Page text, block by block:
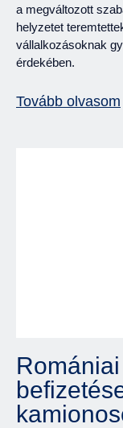
a megváltozott
helyzetet
vállalkozásoknak
érdekében.
Tovább olvasom